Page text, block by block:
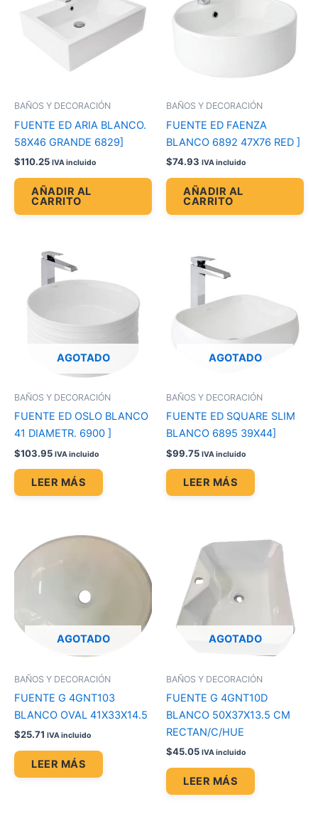
BAÑOS Y DECORACIÓN
FUENTE ED ARIA BLANCO.
58X46 GRANDE 6829]
$110.25 IVA incluido
AÑADIR AL
CARRITO
BAÑOS Y DECORACIÓN
FUENTE ED FAENZA
BLANCO 6892 47X76 RED ]
$74.93 IVA incluido
AÑADIR AL
CARRITO
AGOTADO
BAÑOS Y DECORACIÓN
FUENTE ED OSLO BLANCO
41 DIAMETR. 6900 ]
$103.95 IVA incluido
LEER MÁS
AGOTADO
BAÑOS Y DECORACIÓN
FUENTE ED SQUARE SLIM
BLANCO 6895 39X44]
$99.75 IVA incluido
LEER MÁS
AGOTADO
BAÑOS Y DECORACIÓN
FUENTE G 4GNT103
BLANCO OVAL 41X33X14.5
$25.71 IVA incluido
LEER MÁS
AGOTADO
BAÑOS Y DECORACIÓN
FUENTE G 4GNT10D
BLANCO 50X37X13.5 CM
RECTAN/C/HUE
$45.05 IVA incluido
LEER MÁS